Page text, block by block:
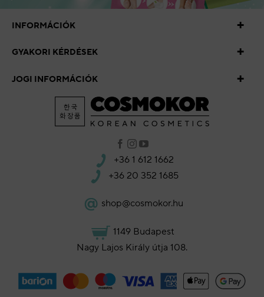
INFORMÁCIÓK
GYAKORI KÉRDÉSEK
JOGI INFORMÁCIÓK
+36 1 612 1662
+36 20 352 1685
shop@cosmokor.hu
1149 Budapest
Nagy Lajos Király útja 108.